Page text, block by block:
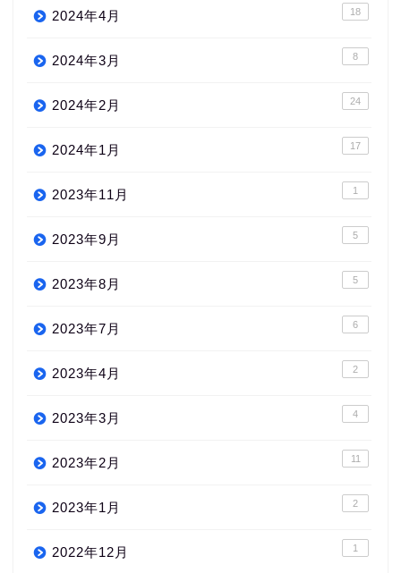
2024年4月 18
2024年3月 8
2024年2月 24
2024年1月 17
2023年11月 1
2023年9月 5
2023年8月 5
2023年7月 6
2023年4月 2
2023年3月 4
2023年2月 11
2023年1月 2
2022年12月 1